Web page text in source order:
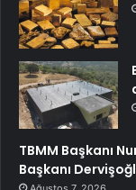
TBMM Başkanı
Başkanı